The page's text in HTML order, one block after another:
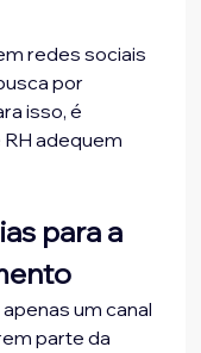
redes sociais
por
isso, é
adequem
para a
um canal
parte da